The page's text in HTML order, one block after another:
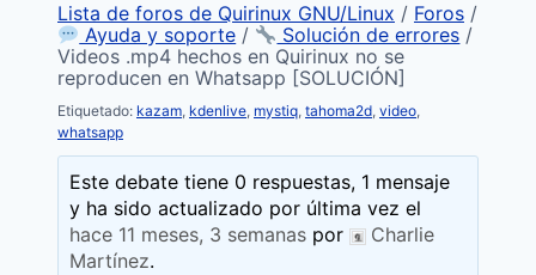
Lista de foros de Quirinux GNU/Linux / Foros /
Ayuda y soporte / Solución de errores /
Videos .mp4 hechos en Quirinux no se
reproducen en Whatsapp [SOLUCIÓN]
Etiquetado: kazam, kdenlive, mystiq, tahoma2d, video,
whatsapp
Este debate tiene 0 respuestas, 1 mensaje
y ha sido actualizado por última vez el
hace 11 meses, 3 semanas por
Charlie
Martínez.